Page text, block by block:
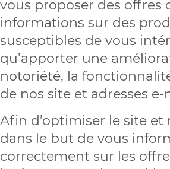
vous proposer des offres
informations sur des
susceptibles de vous
qu’apporter une
notoriété, la
de nos site et adresses e-
Afin d’optimiser le site et
dans le but de vous
correctement sur les